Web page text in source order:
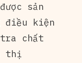
sản
điều kiện
tra chất
thị